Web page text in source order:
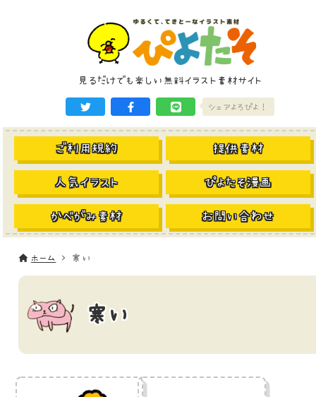
見るだけでも楽しい無料イラスト素材サイト
シェアよろぴよ！
ご利用規約 提供素材
人気イラスト ぴよたそ漫画
かべがみ素材 お問い合わせ
ホーム 寒い
寒い